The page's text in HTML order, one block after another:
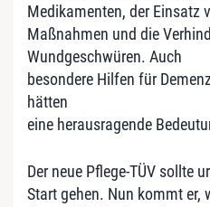
Medikamenten, der Einsatz
Maßnahmen und die
Wundgeschwüren. Auch
besondere Hilfen für
hätten
eine herausragende
Der neue Pflege-TÜV sollte
Start gehen. Nun kommt er,